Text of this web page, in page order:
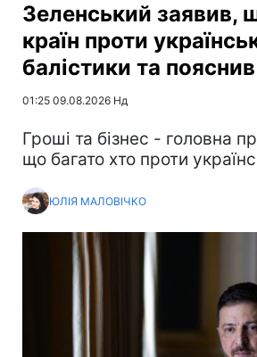
Зеленський заявив,
країн проти
балістики та
01:25 09.08.2026 Нд
Гроші та бізнес - головна
що багато хто проти
ЮЛІЯ МАЛОВІЧКО